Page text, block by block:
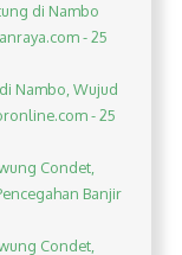
di Nambo
- 25
Nambo, Wujud
- 25
Condet,
Banjir
Condet,